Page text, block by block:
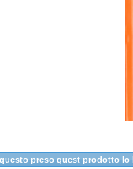
preso quest prodotto